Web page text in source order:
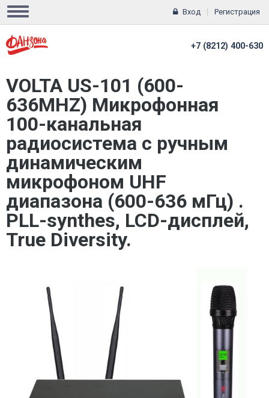
Вход Регистрация
+7 (8212) 400-630
VOLTA US-101 (600-
636MHZ) Микрофонная
100-канальная
радиосистема с ручным
динамическим
микрофоном UHF
диапазона (600-636 мГц) .
PLL-synthes, LCD-дисплей,
True Diversity.